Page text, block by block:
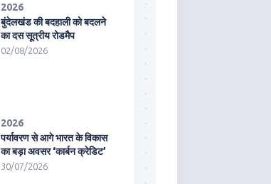
2026
बुंदेलखंड की बदहाली को बदलने
का दस सूत्रीय रोडमैप
02/08/2026
2026
पर्यावरण से आगे भारत के विकास
का बड़ा अवसर ‘कार्बन क्रेडिट’
30/07/2026